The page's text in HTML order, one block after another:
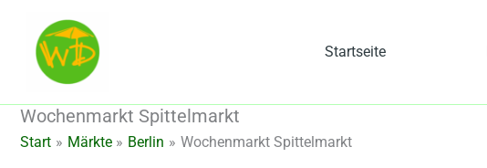
springen
Startseite
Wochenmarkt Spittelmarkt
Start Märkte Berlin Wochenmarkt Spittelmarkt